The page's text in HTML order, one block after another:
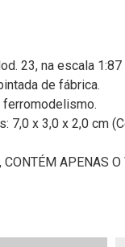
23, na escala 1:87
de fábrica.
7,0 x 3,0 x 2,0 cm
APENAS O